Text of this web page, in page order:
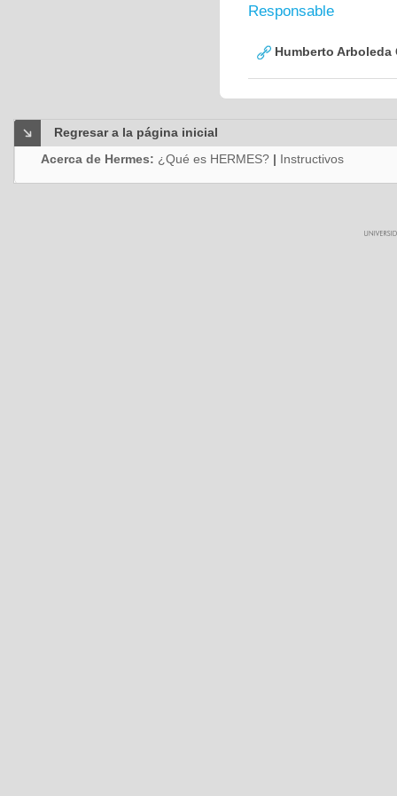
Responsable
Humberto Arboleda
Regresar a la página inicial
Acerca de Hermes: ¿Qué es HERMES? | Instructivos